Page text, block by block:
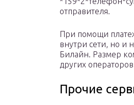
отправителя.
При помощи
внутри сети, но и
Билайн. Размер
других
Прочие